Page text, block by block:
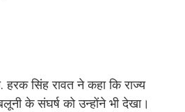
हरक सिंह रावत ने कहा कि राज्य
के संघर्ष को उन्होंने भी देखा।